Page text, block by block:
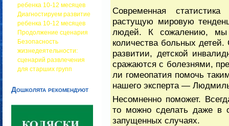
ребенка 10-12 месяцев
Диагностируем развитие
ребенка 10-12 месяцев
Продолжение сценария
Безопасность
жизнедеятельности:
сценарий развлечения
для старших групп
Дошколята рекомендуют
Современная
растущую мировую
людей. К сожалению, мы
количества больных
развитии, детской
сражаются с болезнями,
ли гомеопатия помочь
нашего эксперта —
Несомненно поможет.
то можно сделать даже в
запущенных случаях.